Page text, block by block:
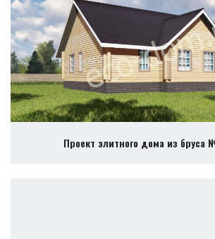
Проект элитного дома из бруса